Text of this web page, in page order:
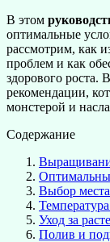
В этом
оптимальные
рассмотрим, как
проблем и как
здорового роста. В
рекомендации,
монстерой и
Содержание
Выбор
Уход за
Полив и